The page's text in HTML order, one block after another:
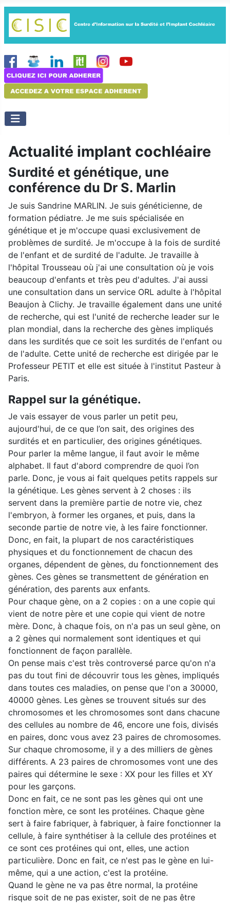
Actualité implant cochléaire
Surdité et génétique, une
conférence du Dr S. Marlin
Je suis Sandrine MARLIN. Je suis généticienne, de
formation pédiatre. Je me suis spécialisée en
génétique et je m'occupe quasi exclusivement de
problèmes de surdité. Je m'occupe à la fois de surdité
de l'enfant et de surdité de l'adulte. Je travaille à
l'hôpital Trousseau où j'ai une consultation où je vois
beaucoup d'enfants et très peu d'adultes. J'ai aussi
une consultation dans un service ORL adulte à l'hôpital
Beaujon à Clichy. Je travaille également dans une unité
de recherche, qui est l'unité de recherche leader sur le
plan mondial, dans la recherche des gènes impliqués
dans les surdités que ce soit les surdités de l'enfant ou
de l'adulte. Cette unité de recherche est dirigée par le
Professeur PETIT et elle est située à l'institut Pasteur à
Paris.
Rappel sur la génétique.
Je vais essayer de vous parler un petit peu,
aujourd'hui, de ce que l’on sait, des origines des
surdités et en particulier, des origines génétiques.
Pour parler la même langue, il faut avoir le même
alphabet. Il faut d'abord comprendre de quoi l’on
parle. Donc, je vous ai fait quelques petits rappels sur
la génétique. Les gènes servent à 2 choses : ils
servent dans la première partie de notre vie, chez
l'embryon, à former les organes, et puis, dans la
seconde partie de notre vie, à les faire fonctionner.
Donc, en fait, la plupart de nos caractéristiques
physiques et du fonctionnement de chacun des
organes, dépendent de gènes, du fonctionnement des
gènes. Ces gènes se transmettent de génération en
génération, des parents aux enfants.
Pour chaque gène, on a 2 copies : on a une copie qui
vient de notre père et une copie qui vient de notre
mère. Donc, à chaque fois, on n'a pas un seul gène, on
a 2 gènes qui normalement sont identiques et qui
fonctionnent de façon parallèle.
On pense mais c'est très controversé parce qu'on n'a
pas du tout fini de découvrir tous les gènes, impliqués
dans toutes ces maladies, on pense que l'on a 30000,
40000 gènes. Les gènes se trouvent situés sur des
chromosomes et les chromosomes sont dans chacune
des cellules au nombre de 46, encore une fois, divisés
en paires, donc vous avez 23 paires de chromosomes.
Sur chaque chromosome, il y a des milliers de gènes
différents. A 23 paires de chromosomes vont une des
paires qui détermine le sexe : XX pour les filles et XY
pour les garçons.
Donc en fait, ce ne sont pas les gènes qui ont une
fonction mère, ce sont les protéines. Chaque gène
sert à faire fabriquer, à fabriquer, à faire fonctionner la
cellule, à faire synthétiser à la cellule des protéines et
ce sont ces protéines qui ont, elles, une action
particulière. Donc en fait, ce n'est pas le gène en lui-
même, qui a une action, c'est la protéine.
Quand le gène ne va pas être normal, la protéine
risque soit de ne pas exister, soit de ne pas être